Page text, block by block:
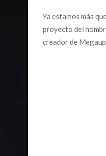
Ya estamos más
proyecto del
creador de